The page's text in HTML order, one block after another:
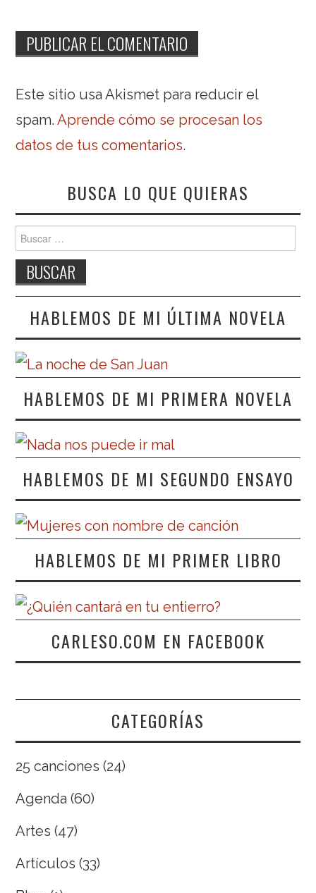
Este sitio usa Akismet para reducir el
spam.Aprende cómo se procesan los
datos de tus comentarios.
BUSCA LO QUE QUIERAS
Buscar:
HABLEMOS DE MI ÚLTIMA NOVELA
HABLEMOS DE MI PRIMERA NOVELA
HABLEMOS DE MI SEGUNDO ENSAYO
HABLEMOS DE MI PRIMER LIBRO
CARLESO.COM EN FACEBOOK
CATEGORÍAS
25 canciones (24)
Agenda (60)
Artes (47)
Artículos (33)